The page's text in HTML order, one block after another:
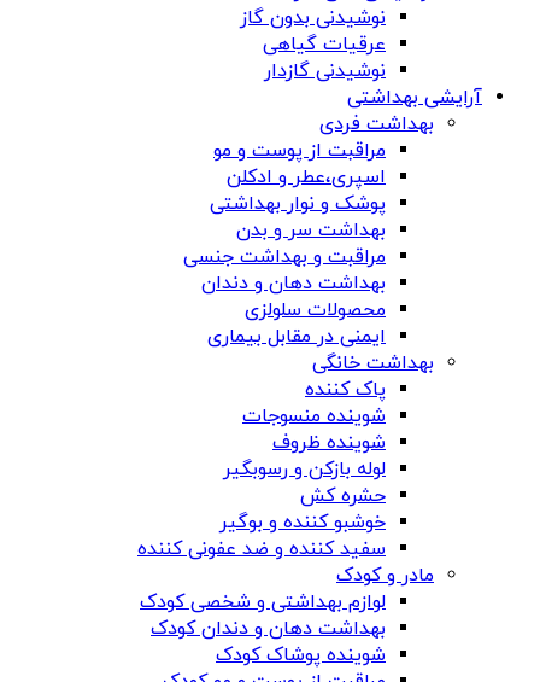
نوشیدنی بدون گاز
عرقیات گیاهی
نوشیدنی گازدار
آرایشی بهداشتی
بهداشت فردی
مراقبت از پوست و مو
اسپری،عطر و ادکلن
پوشک و نوار بهداشتی
بهداشت سر و بدن
مراقبت و بهداشت جنسی
بهداشت دهان و دندان
محصولات سلولزی
ایمنی در مقابل بیماری
بهداشت خانگی
پاک کننده
شوینده منسوجات
شوینده ظروف
لوله بازکن و رسوبگیر
حشره کش
خوشبو کننده و بوگیر
سفید کننده و ضد عفونی کننده
مادر و کودک
لوازم بهداشتی و شخصی کودک
بهداشت دهان و دندان کودک
شوینده پوشاک کودک